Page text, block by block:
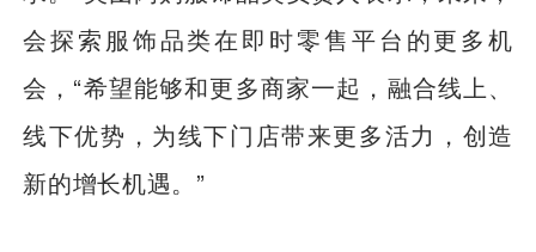
会探索服饰品类在即时零售平台的更多机
会，“希望能够和更多商家一起，融合线上、
线下优势，为线下门店带来更多活力，创造
新的增长机遇。”